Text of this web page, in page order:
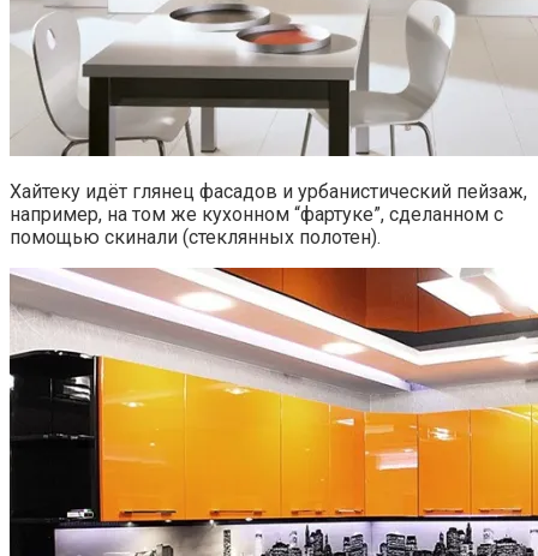
Хайтеку идёт глянец фасадов и урбанистический пейзаж,
например, на том же кухонном “фартуке”, сделанном с
помощью скинали (стеклянных полотен).